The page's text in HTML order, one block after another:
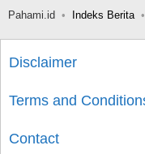
Pahami.id Indeks Berita
Disclaimer
Terms and
Contact